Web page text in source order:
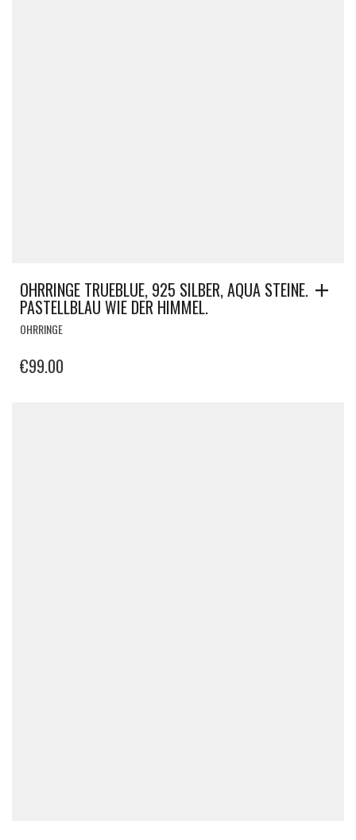
OHRRINGE TRUEBLUE, 925 SILBER, AQUA STEINE.
PASTELLBLAU WIE DER HIMMEL.
OHRRINGE
€99.00